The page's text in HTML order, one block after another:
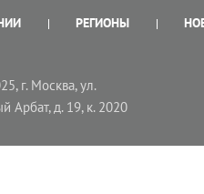
РЕГИОНЫ
г. Москва, ул.
Арбат, д. 19, к. 2020